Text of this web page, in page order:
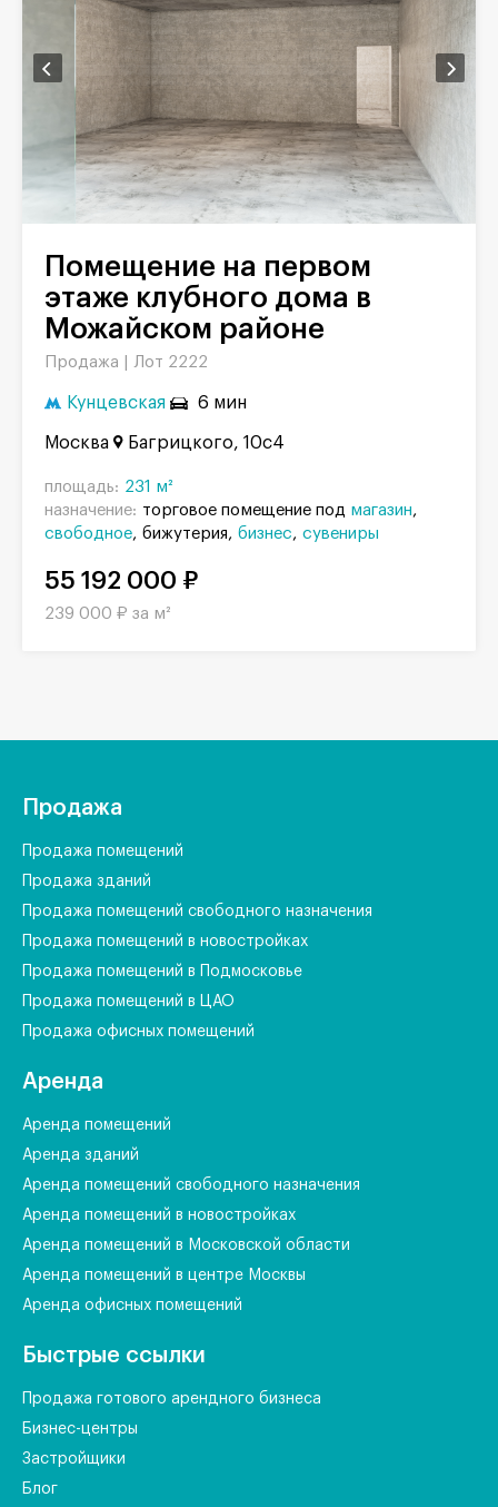
Помещение на первом
этаже клубного дома в
Можайском районе
Продажа | Лот 2222
Кунцевская 6 мин
Москва Багрицкого, 10с4
площадь: 231 м²
назначение: торговое помещение под магазин
свободное бижутерия бизнес сувениры
55 192 000 ₽
239 000 ₽ за м²
Продажа
Продажа помещений
Продажа зданий
Продажа помещений свободного назначения
Продажа помещений в новостройках
Продажа помещений в Подмосковье
Продажа помещений в ЦАО
Продажа офисных помещений
Аренда
Аренда помещений
Аренда зданий
Аренда помещений свободного назначения
Аренда помещений в новостройках
Аренда помещений в Московской области
Аренда помещений в центре Москвы
Аренда офисных помещений
Быстрые ссылки
Продажа готового арендного бизнеса
Бизнес-центры
Застройщики
Блог